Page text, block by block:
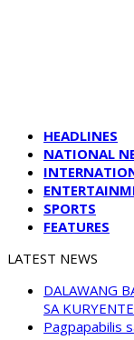
HEADLINES
NATIONAL
SPORTS
FEATURES
LATEST NEWS
DALAWANG
SA
Pagpapabilis